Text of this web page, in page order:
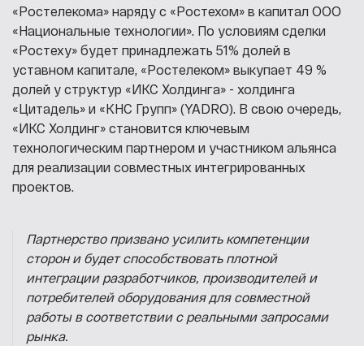
«Ростелекома» наряду с «Ростехом» в капитал ООО
«Национальные технологии». По условиям сделки
«Ростеху» будет принадлежать 51% долей в
уставном капитале, «Ростелеком» выкупает 49 %
долей у структур «ИКС Холдинга» - холдинга
«Цитадель» и «КНС Групп» (YADRO). В свою очередь,
«ИКС Холдинг» становится ключевым
технологическим партнером и участником альянса
для реализации совместных интегрированных
проектов.
Партнерство призвано усилить компетенции
сторон и будет способствовать плотной
интеграции разработчиков, производителей и
потребителей оборудования для совместной
работы в соответствии с реальными запросами
рынка.